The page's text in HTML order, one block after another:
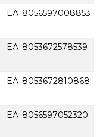
EA 8056597008853
EA 8053672578539
EA 8053672810868
EA 8056597052320